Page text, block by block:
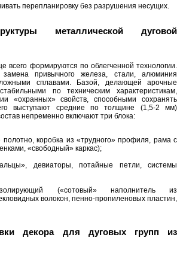
перепланировку без разрушения несущих.
металлической дуговой
всего формируются по облегченной технологии.
привычного железа, стали, алюминия
сплавами. Базой, делающей арочные
по техническим характеристикам,
«охранных» свойств, способными сохранять
выступают средние по толщине (1,5-2 мм)
непременно включают три блока:
полотно, коробка из «трудного» профиля, рама с
«свободный» каркас);
девиаторы, потайные петли, системы
(«сотовый» наполнитель из
волокон, пенно-пропиленовых пластин,
декора для дуговых групп из